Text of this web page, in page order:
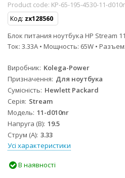
Product code: KP-65-195-4530-11-
Код: zx128560
Блок питания ноутбука HP Stream
Ток: 3.33A • Мощность: 65W •
Виробник Kolega-Power
Призначення Для ноутбука
Сумісність Hewlett Packard
Серія Stream
Модель 11-d010nr
Напруга (В) 19.5
Струм (А) 3.33
Усі характеристики
В наявності